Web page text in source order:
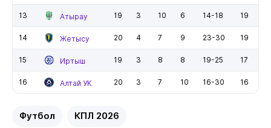
13 Атырау 19 3 10 6 14-18 19
14 Жетысу 20 4 7 9 23-30 19
15 Иртыш 19 3 8 8 19-25 17
16 Алтай УК 20 3 7 10 16-30 16
Футбол КПЛ 2026